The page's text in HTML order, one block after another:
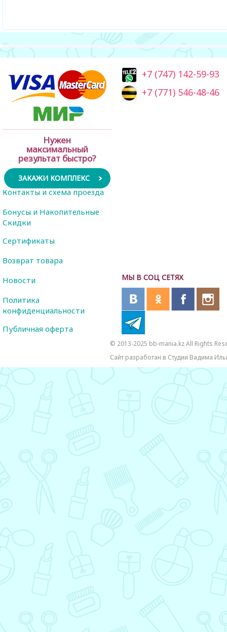
Нужен
максимальный
результат быстро?
ЗАКАЖИ КОМПЛЕКС
+7 (747) 142-59-93
+7 (771) 546-48-46
МЫ В СОЦ СЕТЯХ
Контакты и схема проезда
Бонусы и Накопительные
Скидки
Сертификаты
Возврат товара
Новости
Политика
конфиденциальности
Публичная оферта
© 2013-2025 bb-mania.kz All Rights
Сайт разработан в Студии Вадима